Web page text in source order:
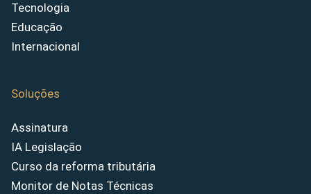
Tecnologia
Educação
Internacional
Soluções
Assinatura
IA Legislação
Curso da reforma tributária
Monitor de Notas Técnicas